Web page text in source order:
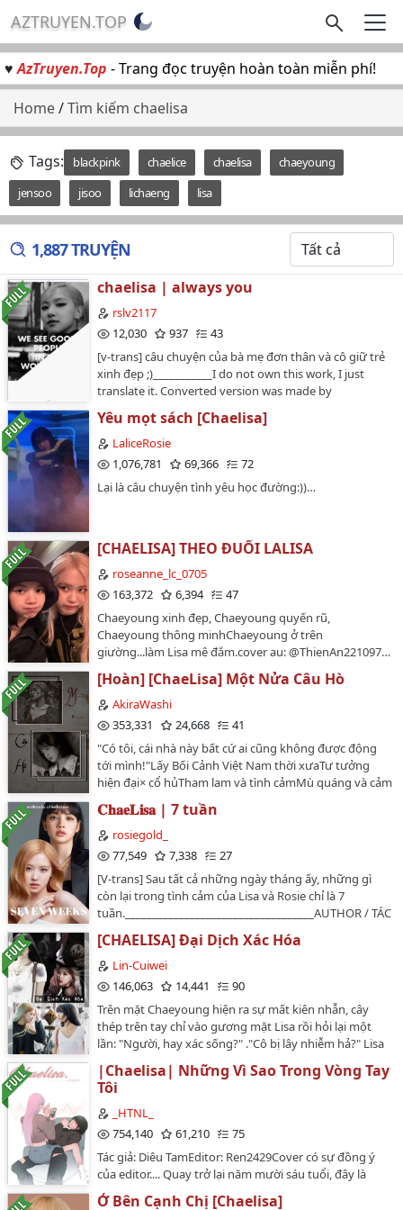
AZTRUYEN.TOP
♥AzTruyen.Top - Trang đọc truyện hoàn toàn miễn phí!
Home/Tìm kiếm chaelisa
Tags: blackpink chaelice chaelisa
chaeyoung
jensoo
jisoo lichaeng lisa
1,887 TRUYỆN
chaelisa | always you
rslv2117
12,030
937
43
[v-trans] câu chuyện của bà mẹ đơn thân và cô giữ trẻ
xinh đẹp ;)___________I do not own this work, I just
translate it. Converted version was made by
again and allowing me to translate it.…
Yêu mọt sách [Chaelisa]
LaliceRosie
1,076,781
69,366
72
Lại là câu chuyện tình yêu học đường:))…
[CHAELISA] THEO ĐUỔI LALISA
roseanne_lc_0705
163,372
6,394
47
Chaeyoung xinh đẹp, Chaeyoung quyến rũ,
Chaeyoung thông minhChaeyoung ở trên
giường...làm Lisa mê đắm.cover au: @ThienAn221097…
[Hoàn] [ChaeLisa] Một Nửa Câu Hò
AkiraWashi
353,331
24,668
41
"Có tôi, cái nhà này bất cứ ai cũng không được động
tới mình!"Lấy Bối Cảnh Việt Nam thời xưaTư tưởng
hiện đại× cổ hủTham lam và tình cảmMù quáng và cảm
𝐂𝐡𝐚𝐞𝐋𝐢𝐬𝐚 | 7 tuần
rosiegold_
77,549
7,338
27
[V-trans] Sau tất cả những ngày tháng ấy, những gì
còn lại trong tình cảm của Lisa và Rosie chỉ là 7
tuần.___________________________________AUTHOR / TÁC
weeks©️ on Wattpad…
[CHAELISA] Đại Dịch Xác Hóa
Lin-Cuiwei
146,063
14,441
90
Trên mặt Chaeyoung hiện ra sự mất kiên nhẫn, cây
thép trên tay chỉ vào gương mặt Lisa rồi hỏi lại một
lần: "Người, hay xác sống?" ."Cô bị lây nhiễm hả?" Lisa
"Từng ăn người chưa?" Lisa lắc đầu. "Có thể nói chuyện
không?" Lisa lắc đầu.=================[BHTT]
[COVER]•Tên gốc: Phục sinh ký lục (--复生记录--)•Tác giả:
Giả Đại Phiến Tử (假大骗子)•Thể loại: Bách hợp, mạt thế,
Lalisa Manoban & Park Chaeyoung•Link nguồn:
https://www.bachgiatrang.com/showthread.php?
t=5567⚠️ Mình chỉ là người Cover, không phải
|Chaelisa| Những Vì Sao Trong Vòng Tay
Tôi
_HTNL_
754,140
61,210
75
Tác giả: Diêu TamEditor: Ren2429Cover có sự đồng ý
của editor.... Quay trở lại năm mười sáu tuổi, đây là
khoảng thời gian êm đềm nhất trong cuộc đời của
Ở Bên Cạnh Chị [Chaelisa]